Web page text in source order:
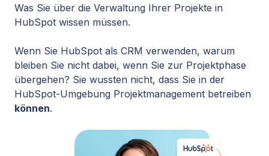
Was Sie über die Verwaltung Ihrer Projekte in
HubSpot wissen müssen.
Wenn Sie HubSpot als CRM verwenden, warum
bleiben Sie nicht dabei, wenn Sie zur Projektphase
übergehen? Sie wussten nicht, dass Sie in der
HubSpot-Umgebung Projektmanagement betreiben
können.